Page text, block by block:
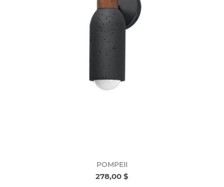
POMPEII
278,00 $